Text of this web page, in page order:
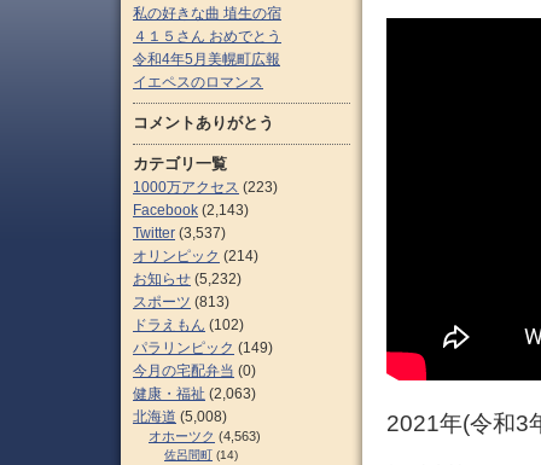
2021年(令和3
私の好きな曲 埴生の宿
４１５さん おめでとう
令和4年5月美幌町広報
イエペスのロマンス
コメントありがとう
カテゴリ一覧
1000万アクセス (223)
Facebook (2,143)
Twitter (3,537)
オリンピック (214)
お知らせ (5,232)
スポーツ (813)
ドラえもん (102)
パラリンピック (149)
今月の宅配弁当 (0)
健康・福祉 (2,063)
北海道 (5,008)
オホーツク (4,563)
佐呂間町 (14)